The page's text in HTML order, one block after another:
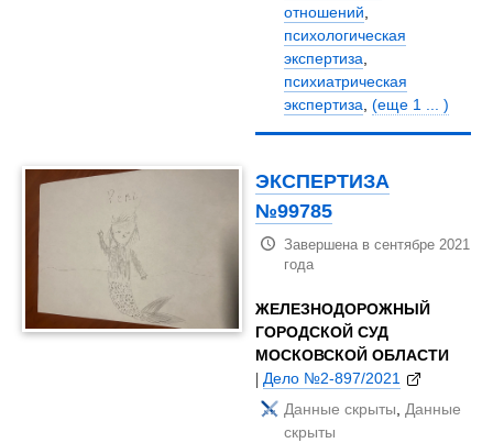
отношений,
психологическая
экспертиза,
психиатрическая
экспертиза,(еще 1 ... )
ЭКСПЕРТИЗА
№99785
Завершена в сентябре 2021
года
ЖЕЛЕЗНОДОРОЖНЫЙ
ГОРОДСКОЙ СУД
МОСКОВСКОЙ ОБЛАСТИ
|Дело №2-897/2021
Данные скрыты,Данные
скрыты